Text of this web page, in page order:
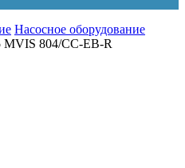
Насосное оборудование
MVIS 804/CC-EB-R